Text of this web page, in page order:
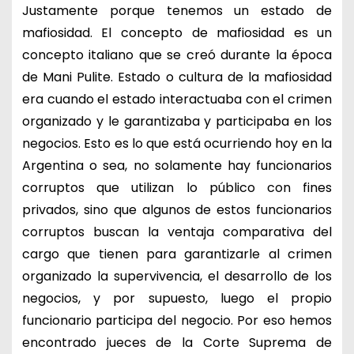
Justamente porque tenemos un estado de
mafiosidad. El concepto de mafiosidad es un
concepto italiano que se creó durante la época
de Mani Pulite. Estado o cultura de la mafiosidad
era cuando el estado interactuaba con el crimen
organizado y le garantizaba y participaba en los
negocios. Esto es lo que está ocurriendo hoy en la
Argentina o sea, no solamente hay funcionarios
corruptos que utilizan lo público con fines
privados, sino que algunos de estos funcionarios
corruptos buscan la ventaja comparativa del
cargo que tienen para garantizarle al crimen
organizado la supervivencia, el desarrollo de los
negocios, y por supuesto, luego el propio
funcionario participa del negocio. Por eso hemos
encontrado jueces de la Corte Suprema de